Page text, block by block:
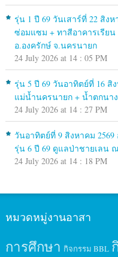
รุ่น 1 ปี 69 วันเสาร์ที่ 22 สิง
ซ่อมแซม + ทาสีอาคารเรียน
อ.องครักษ์ จ.นครนายก
24 July 2026 at 14 : 05 PM
รุ่น 5 ปี 69 วันอาทิตย์ที่ 16 สิ
แม่น้ำนครนายก + น้ำตกนา
24 July 2026 at 14 : 27 PM
วันอาทิตย์ที่ 9 สิงหาคม
รุ่น 6 ปี 69 ดูแลป่าชายเลน
24 July 2026 at 14 : 18 PM
หมวดหมู่งานอาสา
การศึกษา กิจกรรม BBL